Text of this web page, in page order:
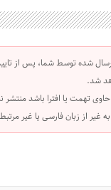
شده توسط شما، پس از
شد.
تهمت یا افترا باشد
غیر از زبان فارسی یا غیر